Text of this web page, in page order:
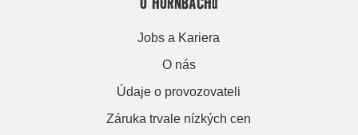
Jobs a Kariera
O nás
Údaje o provozovateli
Záruka trvale nízkých cen